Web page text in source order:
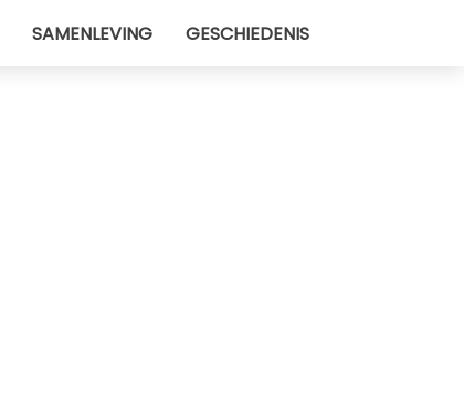
SAMENLEVING GESCHIEDENIS